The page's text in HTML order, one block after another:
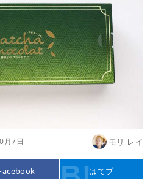
月7日 モリ レイ
はてブ